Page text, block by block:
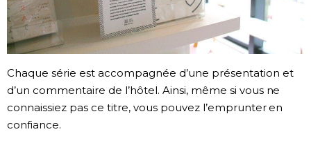
Chaque série est accompagnée d’une présentation et
d’un commentaire de l’hôtel. Ainsi, même si vous ne
connaissiez pas ce titre, vous pouvez l’emprunter en
confiance.